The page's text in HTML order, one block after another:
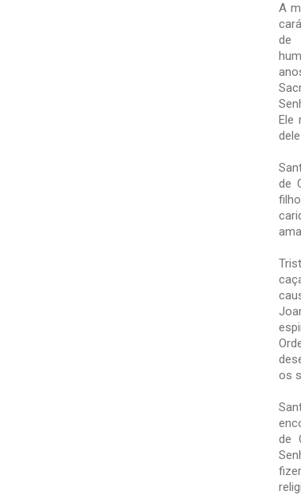
A
de
Ele
de
os
de